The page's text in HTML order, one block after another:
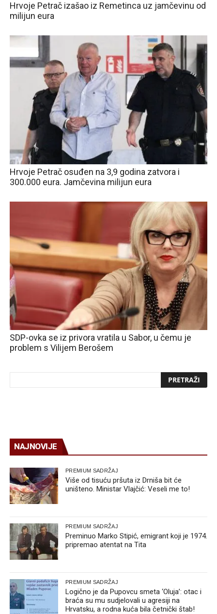
Hrvoje Petrač izašao iz Remetinca uz jamčevinu od
milijun eura
Hrvoje Petrač osuđen na 3,9 godina zatvora i
300.000 eura. Jamčevina milijun eura
SDP-ovka se iz privora vratila u Sabor, u čemu je
problem s Vilijem Berošem
NAJNOVIJE
PREMIUM SADRŽAJ
Više od tisuću pršuta iz Drniša bit će
uništeno. Ministar Vlajčić: Veseli me to!
PREMIUM SADRŽAJ
Preminuo Marko Stipić, emigrant koji je 1974.
pripremao atentat na Tita
PREMIUM SADRŽAJ
Logično je da Pupovcu smeta ‘Oluja’: otac i
braća su mu sudjelovali u agresiji na
Hrvatsku, a rodna kuća bila četnički štab!